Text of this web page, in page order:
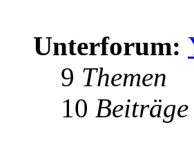
Unterforum:
9 Themen
10 Beiträge